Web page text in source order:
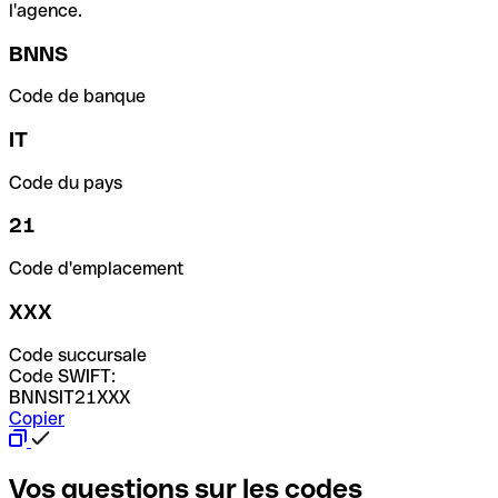
l'agence.
BNNS
Code de banque
IT
Code du pays
21
Code d'emplacement
XXX
Code succursale
Code SWIFT:
BNNSIT21XXX
Copier
Vos questions sur les codes